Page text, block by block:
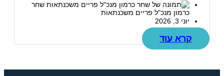
שחר
כרמון מנכ"ל פריים משכנתאות
יוני 3, 2026
קרא עוד